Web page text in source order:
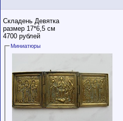
Складень Девятка
размер 17*6,5 см
4700 рублей
Миниатюры